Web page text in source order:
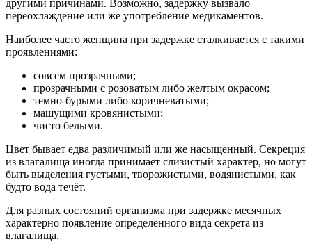
другими причинами. Возможно, задержку вызвало
переохлаждение или же употребление медикаментов.
Наиболее часто женщина при задержке сталкивается с такими
проявлениями:
совсем прозрачными;
прозрачными с розоватым либо желтым окрасом;
темно-бурыми либо коричневатыми;
машущими кровянистыми;
чисто белыми.
Цвет бывает едва различимый или же насыщенный. Секреция
из влагалища иногда принимает слизистый характер, но могут
быть выделения густыми, творожистыми, водянистыми, как
будто вода течёт.
Для разных состояний организма при задержке месячных
характерно появление определённого вида секрета из
влагалища.